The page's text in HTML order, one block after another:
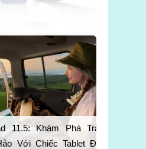
11.5: Khám Phá Trải
Với Chiếc Tablet Đa